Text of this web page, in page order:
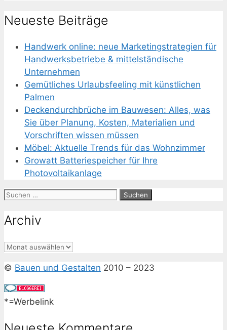
Neueste Beiträge
Handwerk online: neue Marketingstrategien für
Handwerksbetriebe & mittelständische
Unternehmen
Gemütliches Urlaubsfeeling mit künstlichen
Palmen
Deckendurchbrüche im Bauwesen: Alles, was
Sie über Planung, Kosten, Materialien und
Vorschriften wissen müssen
Möbel: Aktuelle Trends für das Wohnzimmer
Growatt Batteriespeicher für Ihre
Photovoltaikanlage
Suchen
Archiv
Archiv
© Bauen und Gestalten 2010 – 2023
*=Werbelink